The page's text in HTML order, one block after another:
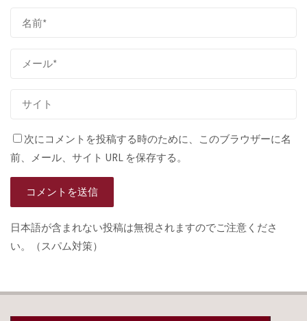
次にコメントを投稿する時のために、このブラウザーに名
前、メール、サイト URL を保存する。
日本語が含まれない投稿は無視されますのでご注意くださ
い。（スパム対策）